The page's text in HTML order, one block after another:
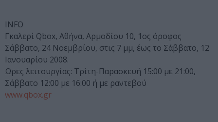
ΙΝFO
Γκαλερί Qbox, Αθήνα, Αρμοδίου 10, 1ος όροφος
Σάββατο, 24 Νοεμβρίου, στις 7 μμ, έως το Σάββατο, 12
Ιανουαρίου 2008.
Ωρες λειτουργίας: Τρίτη-Παρασκευή 15:00 με 21:00,
Σάββατο 12:00 με 16:00 ή με ραντεβού
www.qbox.gr